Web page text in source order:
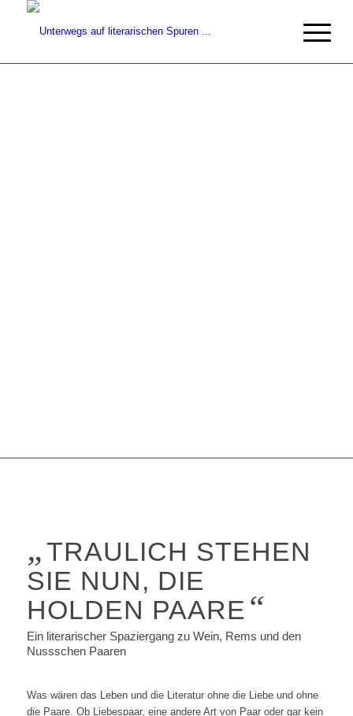
„TRAULICH STEHEN
SIE NUN, DIE
HOLDEN PAARE “
Ein literarischer Spaziergang zu Wein, Rems und den
Nussschen Paaren
Was wären das Leben und die Literatur ohne die Liebe und ohne
die Paare. Ob Liebespaar, eine andere Art von Paar oder gar kein